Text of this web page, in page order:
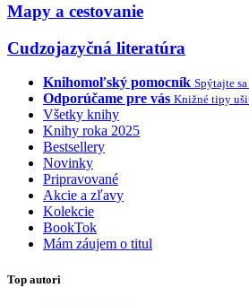
Mapy a cestovanie
Cudzojazyčná literatúra
Knihomoľský pomocník Spýtajte
Odporúčame pre vás Knižné tipy
Všetky knihy
Knihy roka 2025
Bestsellery
Novinky
Pripravované
Akcie a zľavy
Kolekcie
BookTok
Mám záujem o titul
Top autori